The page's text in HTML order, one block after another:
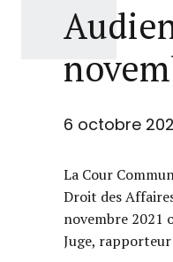
6 octobre
La Cour
Droit des
novembre 2021
Juge, rapporteur